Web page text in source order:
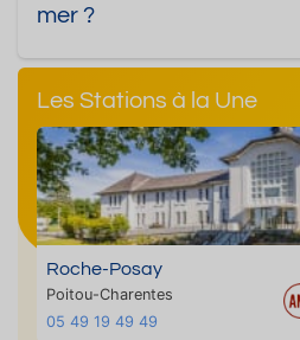
mer ?
Les Stations à la Une
Roche-Posay
Poitou-Charentes
05 49 19 49 49